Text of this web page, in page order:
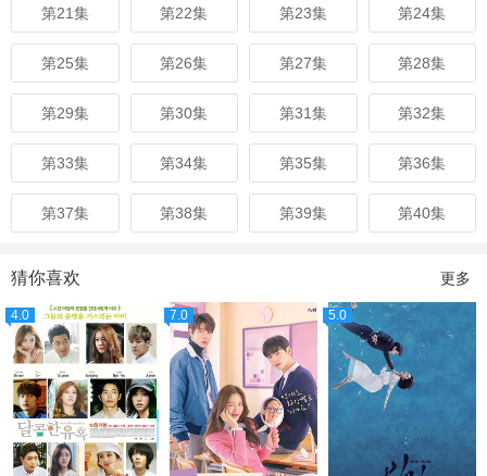
第21集 第22集 第23集 第24集
第25集 第26集 第27集 第28集
第29集 第30集 第31集 第32集
第33集 第34集 第35集 第36集
第37集 第38集 第39集 第40集
猜你喜欢 更多
4.0 7.0 5.0